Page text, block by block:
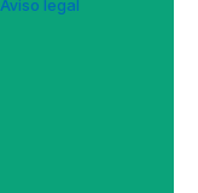
legal